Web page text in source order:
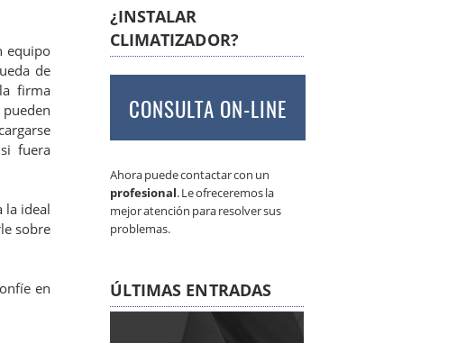
equipo
de
firma
fuera
la ideal
sobre
en
¿INSTALAR
CLIMATIZADOR?
CONSULTA ON-LINE
Ahora puede contactar con un
profesional. Le ofreceremos la
mejor atención para resolver sus
problemas.
ÚLTIMAS ENTRADAS